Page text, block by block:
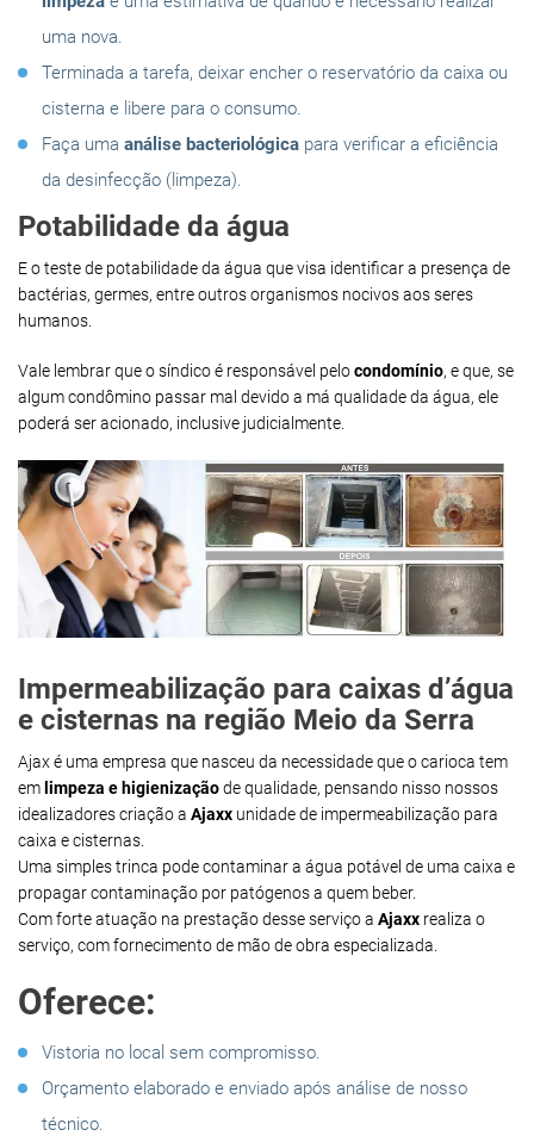
uma nova.
Terminada a tarefa, deixar encher o reservatório da caixa ou
cisterna e libere para o consumo.
Faça uma análise bacteriológica para verificar a eficiência
da desinfecção (limpeza).
Potabilidade da água
E o teste de potabilidade da água que visa identificar a presença de
bactérias, germes, entre outros organismos nocivos aos seres
humanos.
Vale lembrar que o síndico é responsável pelocondomínio, e que, se
algum condômino passar mal devido a má qualidade da água, ele
poderá ser acionado, inclusive judicialmente.
Impermeabilização para caixas d’água
e cisternas na região Meio da Serra
Ajax é uma empresa que nasceu da necessidade que o carioca tem
em limpeza e higienizaçãode qualidade, pensando nisso nossos
idealizadores criação a Ajaxx unidade de impermeabilização para
caixa e cisternas.
Uma simples trinca pode contaminar a água potável de uma caixa e
propagar contaminação por patógenos a quem beber.
Com forte atuação na prestação desse serviço a Ajaxx realiza o
serviço, com fornecimento de mão de obra especializada.
Oferece:
Vistoria no local sem compromisso.
Orçamento elaborado e enviado após análise de nosso
técnico.